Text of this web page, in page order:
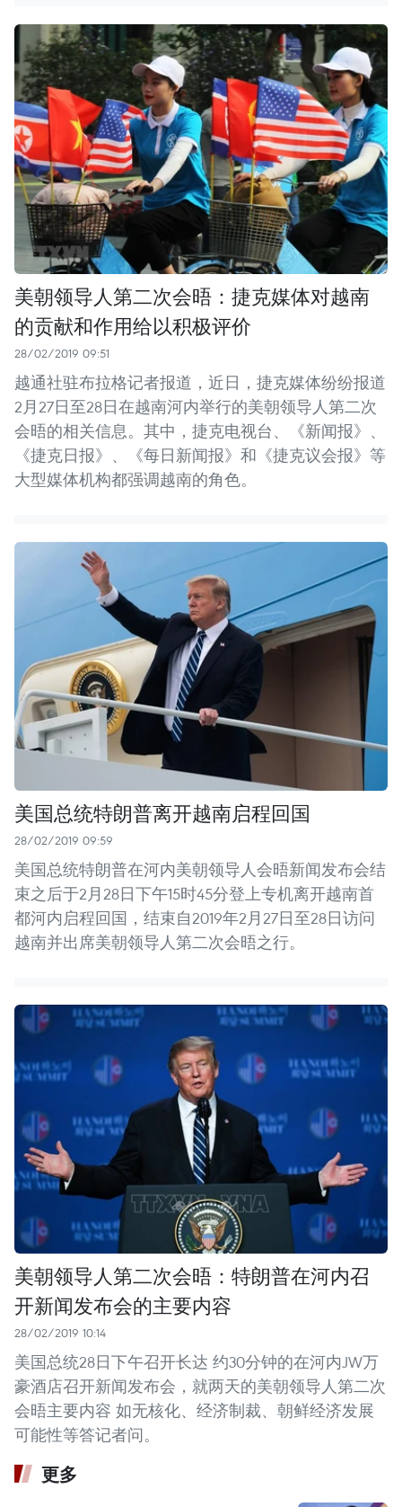
美朝领导人第二次会晤：捷克媒体对越南
的贡献和作用给以积极评价
28/02/2019 09:51
越通社驻布拉格记者报道，近日，捷克媒体纷纷报道
2月27日至28日在越南河内举行的美朝领导人第二次
会晤的相关信息。其中，捷克电视台、《新闻报》、
《捷克日报》、《每日新闻报》和《捷克议会报》等
大型媒体机构都强调越南的角色。
美国总统特朗普离开越南启程回国
28/02/2019 09:59
美国总统特朗普在河内美朝领导人会晤新闻发布会结
束之后于2月28日下午15时45分登上专机离开越南首
都河内启程回国，结束自2019年2月27日至28日访问
越南并出席美朝领导人第二次会晤之行。
美朝领导人第二次会晤：特朗普在河内召
开新闻发布会的主要内容
28/02/2019 10:14
美国总统28日下午召开长达 约30分钟的在河内JW万
豪酒店召开新闻发布会，就两天的美朝领导人第二次
会晤主要内容 如无核化、经济制裁、朝鲜经济发展
可能性等答记者问。
更多